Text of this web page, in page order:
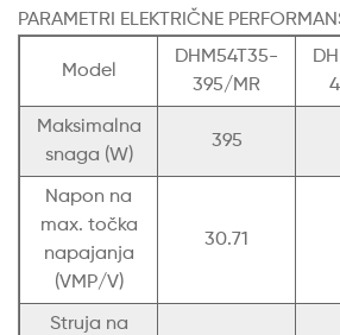
PARAMETRI ELEKTRIČNE
Model
DHM54T35-
395/MR
Maksimalna
snaga (W)
395
Napon na
max. točka
napajanja
(VMP/V)
30.71
Struja na